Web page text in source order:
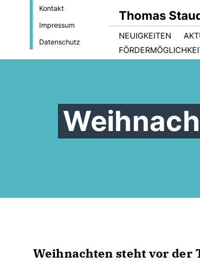
Kontakt
Impressum
Datenschutz
Thomas
NEUIGKEITEN
Weihnachten steht vor der